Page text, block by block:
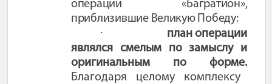
операции «Багратион»,
приблизившие Великую Победу:
·
план операции
являлся смелым по замыслу и
оригинальным по форме.
Благодаря целому комплексу